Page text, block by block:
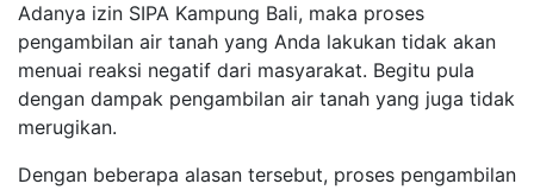
Adanya izin SIPA Kampung Bali, maka proses
pengambilan air tanah yang Anda lakukan tidak akan
menuai reaksi negatif dari masyarakat. Begitu pula
dengan dampak pengambilan air tanah yang juga tidak
merugikan.
Dengan beberapa alasan tersebut, proses pengambilan